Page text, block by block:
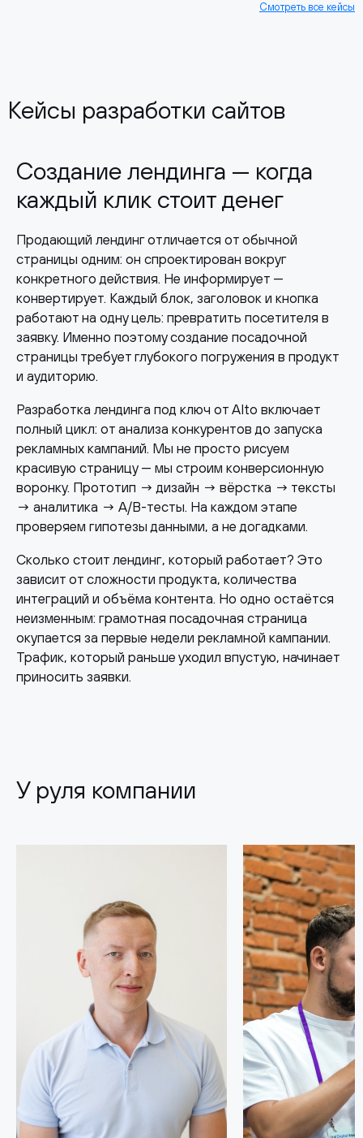
Создание лендинга — когда
каждый клик стоит денег
Продающий лендинг отличается от обычной
страницы одним: он спроектирован вокруг
конкретного действия. Не информирует —
конвертирует. Каждый блок, заголовок и кнопка
работают на одну цель: превратить посетителя в
заявку. Именно поэтому создание посадочной
страницы требует глубокого погружения в продукт
и аудиторию.
Разработка лендинга под ключ от Alto включает
полный цикл: от анализа конкурентов до запуска
рекламных кампаний. Мы не просто рисуем
красивую страницу — мы строим конверсионную
воронку. Прототип → дизайн → вёрстка → тексты
→ аналитика → A/B-тесты. На каждом этапе
проверяем гипотезы данными, а не догадками.
Сколько стоит лендинг, который работает? Это
зависит от сложности продукта, количества
интеграций и объёма контента. Но одно остаётся
неизменным: грамотная посадочная страница
окупается за первые недели рекламной кампании.
Трафик, который раньше уходил впустую, начинает
приносить заявки.
Кейсы разработки сайтов
Смотреть все кейсы
У руля компании